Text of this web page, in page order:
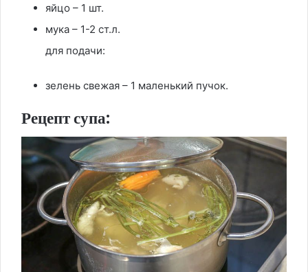
яйцо – 1 шт.
мука – 1-2 ст.л.
для подачи:
зелень свежая – 1 маленький пучок.
Рецепт супа: